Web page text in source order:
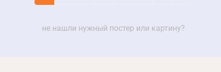
не нашли нужный постер или картину?